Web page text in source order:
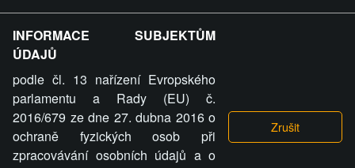
ZVRÁCENÝ.CZ - Svět není zvrácenej. To jen
ty lidi...
INFORMACE SUBJEKTŮM
ÚDAJŮ
podle čl. 13 nařízení Evropského
parlamentu a Rady (EU) č.
2016/679 ze dne 27. dubna 2016 o
ochraně fyzických osob při
zpracovávání osobních údajů a o